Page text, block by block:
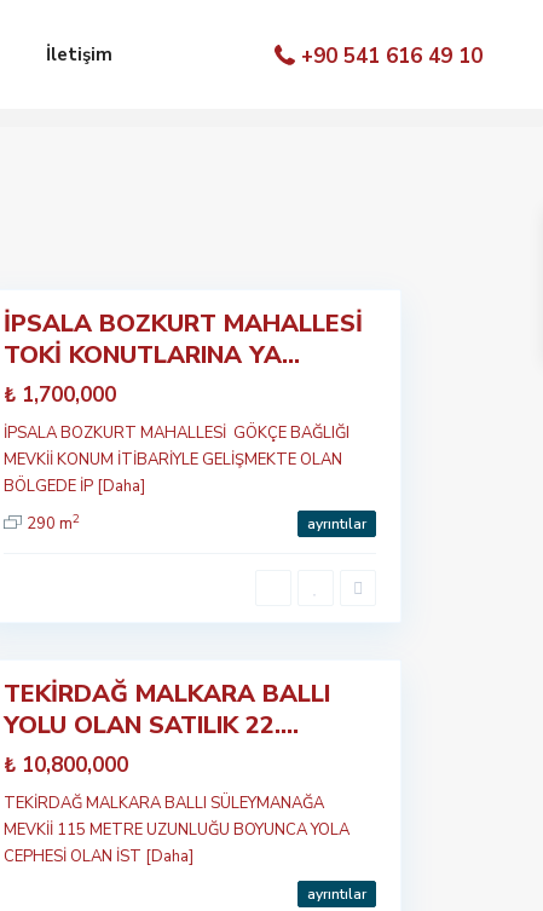
+90 541 616 49 10
İletişim
Öne
çıkan
İPSALA BOZKURT MAHALLESİ
TOKİ KONUTLARINA YA...
₺ 1,700,000
İPSALA BOZKURT MAHALLESİ GÖKÇE BAĞLIĞI
MEVKİİ KONUM İTİBARİYLE GELİŞMEKTE OLAN
BÖLGEDE İP [Daha]
290 m2 ayrıntılar
Öne
çıkan
TEKİRDAĞ MALKARA BALLI
YOLU OLAN SATILIK 22....
₺ 10,800,000
TEKİRDAĞ MALKARA BALLI SÜLEYMANAĞA
MEVKİİ 115 METRE UZUNLUĞU BOYUNCA YOLA
CEPHESİ OLAN İST [Daha]
ayrıntılar